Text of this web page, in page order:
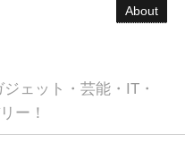
About
ェット・芸能・IT・
ー！